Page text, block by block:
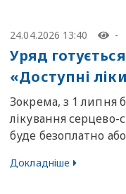
24.04.2026 13:40 -
Уряд
«Доступні
Зокрема, з 1 липня
лікування
буде безоплатно
Докладніше